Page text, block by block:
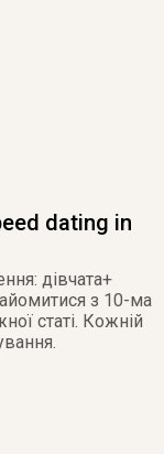
dating in
дівчата+
з 10-ма
статі. Кожній